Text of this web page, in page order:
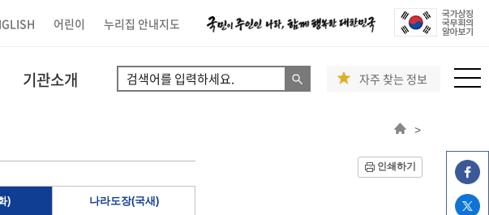
어린이 누리집 안내지도
기관소개 자주 찾는 정보
>
인쇄하기
) 나라도장(국새)